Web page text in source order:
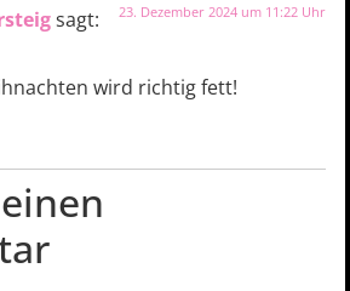
sagt: 23. Dezember 2024 um 11:22 Uhr
wird richtig fett!